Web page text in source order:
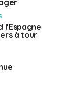
l’Espagne
à tour